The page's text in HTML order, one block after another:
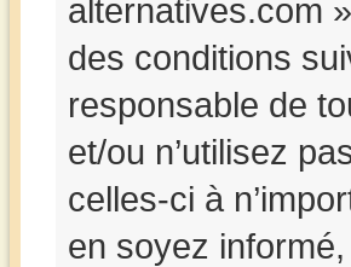
alternatives.com
des conditions
responsable de
et/ou n’utilisez
celles-ci à
en soyez